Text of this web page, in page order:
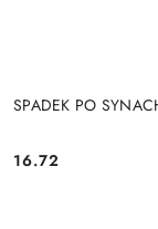
SPADEK PO
Cena:
16.72